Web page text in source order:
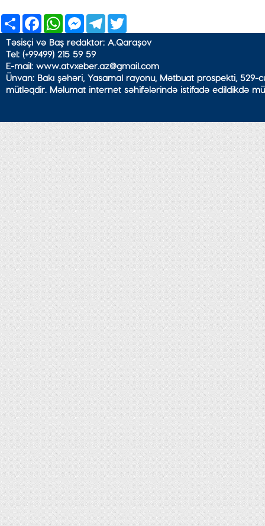
ShareFacebookWhatsApp
Messenger
Telegram
Təsisçi və Baş redaktor: A.Qaraşov
Tel: (+99499) 215 59 59
E-mail: www.atvxeber.az@gmail.com
Ünvan: Bakı şəhəri, Yasamal rayonu, Mətbuat prospekti,
mütləqdir. Məlumat internet səhifələrində istifadə edildikdə